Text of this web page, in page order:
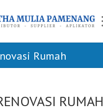
Rumah
RUMAH